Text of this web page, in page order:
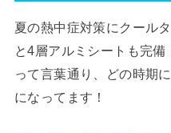
夏の熱中症対策にクール
と4層アルミシートも完備
って言葉通り、どの時期
になってます！